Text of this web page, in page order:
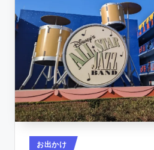
Posted
お出かけ